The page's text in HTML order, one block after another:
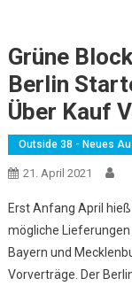
Grüne
Berlin
Über Kauf
Outside 38 - Neues
21. April 2021
Erst Anfang April
mögliche
Bayern und
Vorverträge. Der